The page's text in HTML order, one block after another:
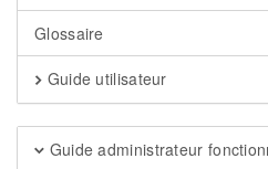
Glossaire
Guide utilisateur
Guide administrateur